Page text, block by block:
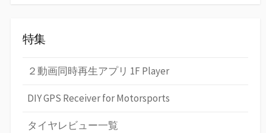
特集
２動画同時再生アプリ 1F Player
DIY GPS Receiver for Motorsports
タイヤレビュー一覧